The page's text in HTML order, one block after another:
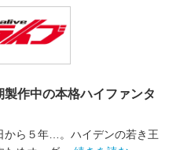
作中の本格ハイファンタ
から５年…。ハイデンの若き王